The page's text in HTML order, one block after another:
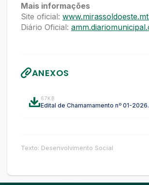
Mais informações
Site oficial:
Diário Oficial:
ANEXOS
67KB
Edital de Chamamamento nº 01-
Texto: Desenvolvimento Social